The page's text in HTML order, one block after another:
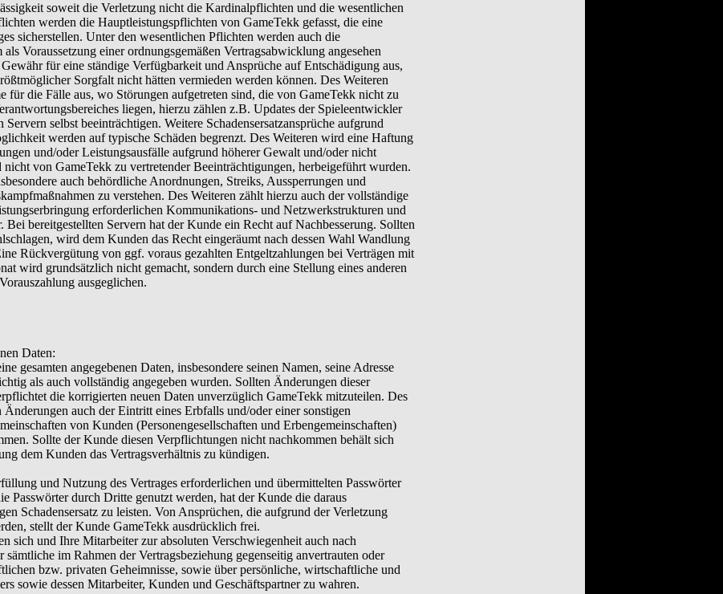
soweit die Verletzung nicht die Kardinalpflichten und die wesentlichen
werden die Hauptleistungspflichten von GameTekk gefasst, die eine
sicherstellen. Unter den wesentlichen Pflichten werden auch die
Voraussetzung einer ordnungsgemäßen Vertragsabwicklung angesehen
für eine ständige Verfügbarkeit und Ansprüche auf Entschädigung aus,
Sorgfalt nicht hätten vermieden werden können. Des Weiteren
für die Fälle aus, wo Störungen aufgetreten sind, die von GameTekk nicht zu
liegen, hierzu zählen z.B. Updates der Spieleentwickler
selbst beeinträchtigen. Weitere Schadensersatzansprüche aufgrund
werden auf typische Schäden begrenzt. Des Weiteren wird eine Haftung
und/oder Leistungsausfälle aufgrund höherer Gewalt und/oder nicht
nicht von GameTekk zu vertretender Beeinträchtigungen, herbeigeführt wurden.
auch behördliche Anordnungen, Streiks, Aussperrungen und
zu verstehen. Des Weiteren zählt hierzu auch der vollständige
erforderlichen Kommunikations- und Netzwerkstrukturen und
bereitgestellten Servern hat der Kunde ein Recht auf Nachbesserung. Sollten
wird dem Kunden das Recht eingeräumt nach dessen Wahl Wandlung
Rückvergütung von ggf. voraus gezahlten Entgeltzahlungen bei Verträgen mit
wird grundsätzlich nicht gemacht, sondern durch eine Stellung eines anderen
ausgeglichen.
Daten:
gesamten angegebenen Daten, insbesondere seinen Namen, seine Adresse
als auch vollständig angegeben wurden. Sollten Änderungen dieser
die korrigierten neuen Daten unverzüglich GameTekk mitzuteilen. Des
auch der Eintritt eines Erbfalls und/oder einer sonstigen
von Kunden (Personengesellschaften und Erbengemeinschaften)
Sollte der Kunde diesen Verpflichtungen nicht nachkommen behält sich
dem Kunden das Vertragsverhältnis zu kündigen.
und Nutzung des Vertrages erforderlichen und übermittelten Passwörter
Passwörter durch Dritte genutzt werden, hat der Kunde die daraus
Schadensersatz zu leisten. Von Ansprüchen, die aufgrund der Verletzung
stellt der Kunde GameTekk ausdrücklich frei.
sich und Ihre Mitarbeiter zur absoluten Verschwiegenheit auch nach
sämtliche im Rahmen der Vertragsbeziehung gegenseitig anvertrauten oder
bzw. privaten Geheimnisse, sowie über persönliche, wirtschaftliche und
sowie dessen Mitarbeiter, Kunden und Geschäftspartner zu wahren.